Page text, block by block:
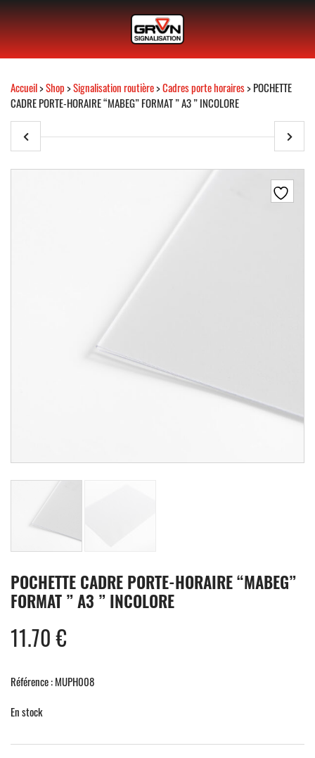
Accueil>Shop>Signalisation routière>Cadres porte horaires> POCHETTE
CADRE PORTE-HORAIRE “MABEG” FORMAT ” A3 ” INCOLORE
POCHETTE CADRE PORTE-HORAIRE “MABEG”
FORMAT ” A3 ” INCOLORE
11.70€
Référence : MUPH008
En stock